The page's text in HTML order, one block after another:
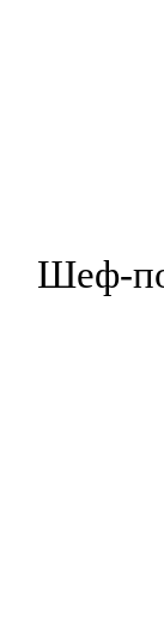
Шеф-